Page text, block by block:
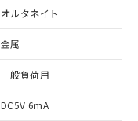
オルタネイト
金属
一般負荷用
DC5V 6mA